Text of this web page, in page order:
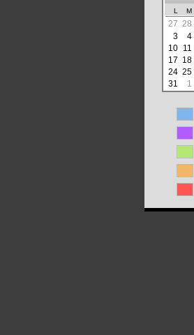
L M
27 28
3
4
10 11
17 18
24 25
31
1